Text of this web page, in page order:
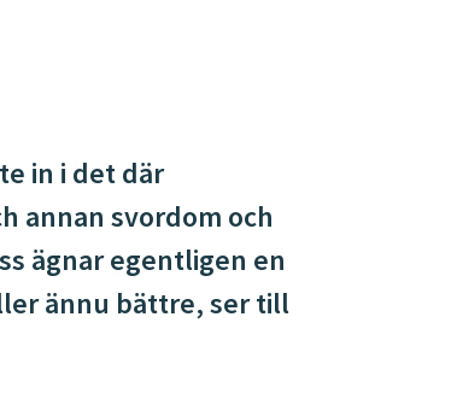
in i det där
annan svordom och
ägnar egentligen en
ännu bättre, ser till